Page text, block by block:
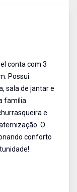
conta com 3
Possui
sala de jantar e
família.
e
O
conforto